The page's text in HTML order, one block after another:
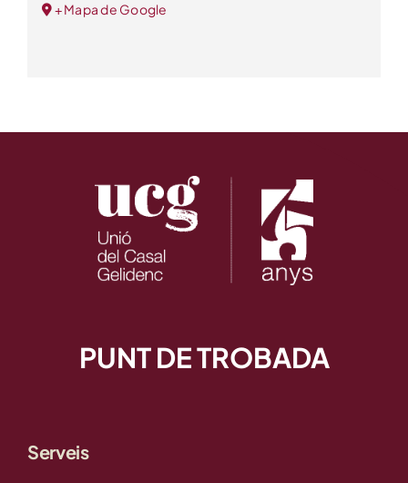
+ Mapa de Google
PUNT DE TROBADA
Serveis